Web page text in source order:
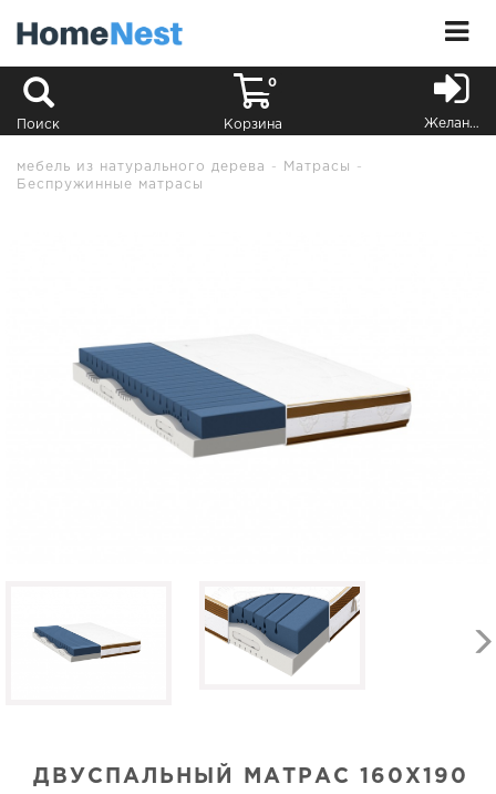
Поиск
0
Корзина Желания
мебель из натурального дерева
Матрасы
Беспружинные матрасы
ДВУСПАЛЬНЫЙ МАТРАС 160Х190